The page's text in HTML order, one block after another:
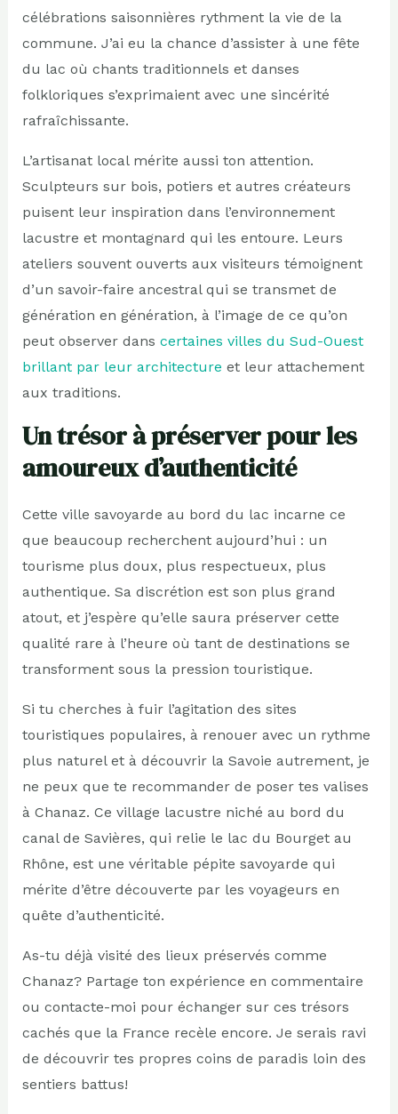
célébrations saisonnières rythment la vie de la
commune. J’ai eu la chance d’assister à une fête
du lac où chants traditionnels et danses
folkloriques s’exprimaient avec une sincérité
rafraîchissante.
L’artisanat local mérite aussi ton attention.
Sculpteurs sur bois, potiers et autres créateurs
puisent leur inspiration dans l’environnement
lacustre et montagnard qui les entoure. Leurs
ateliers souvent ouverts aux visiteurs témoignent
d’un savoir-faire ancestral qui se transmet de
génération en génération, à l’image de ce qu’on
peut observer dans certaines villes du Sud-Ouest
brillant par leur architecture et leur attachement
aux traditions.
Un trésor à préserver pour les
amoureux d’authenticité
Cette ville savoyarde au bord du lac incarne ce
que beaucoup recherchent aujourd’hui : un
tourisme plus doux, plus respectueux, plus
authentique. Sa discrétion est son plus grand
atout, et j’espère qu’elle saura préserver cette
qualité rare à l’heure où tant de destinations se
transforment sous la pression touristique.
Si tu cherches à fuir l’agitation des sites
touristiques populaires, à renouer avec un rythme
plus naturel et à découvrir la Savoie autrement, je
ne peux que te recommander de poser tes valises
à Chanaz. Ce village lacustre niché au bord du
canal de Savières, qui relie le lac du Bourget au
Rhône, est une véritable pépite savoyarde qui
mérite d’être découverte par les voyageurs en
quête d’authenticité.
As-tu déjà visité des lieux préservés comme
Chanaz? Partage ton expérience en commentaire
ou contacte-moi pour échanger sur ces trésors
cachés que la France recèle encore. Je serais ravi
de découvrir tes propres coins de paradis loin des
sentiers battus!